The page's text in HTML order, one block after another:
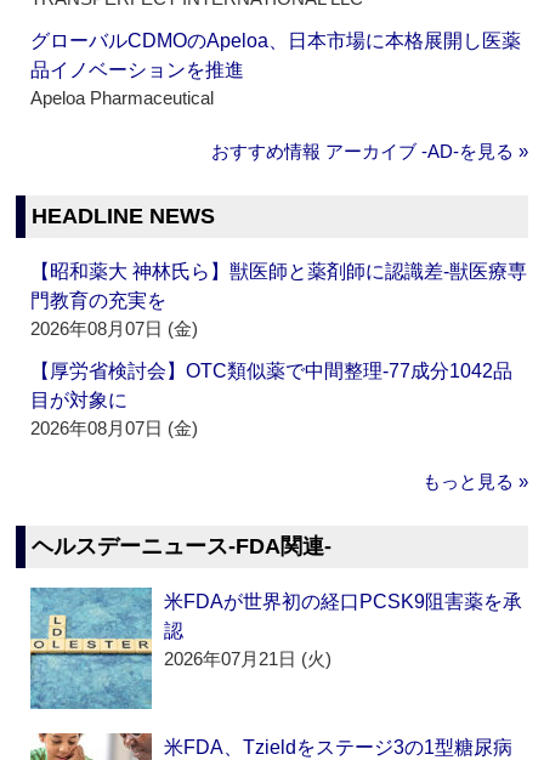
グローバルCDMOのApeloa、日本市場に本格展開し医薬
品イノベーションを推進
Apeloa Pharmaceutical
おすすめ情報 アーカイブ ‐AD‐を見る »
HEADLINE NEWS
【昭和薬大 神林氏ら】獣医師と薬剤師に認識差‐獣医療専
門教育の充実を
2026年08月07日 (金)
【厚労省検討会】OTC類似薬で中間整理‐77成分1042品
目が対象に
2026年08月07日 (金)
もっと見る »
ヘルスデーニュース‐FDA関連‐
米FDAが世界初の経口PCSK9阻害薬を承
認
2026年07月21日 (火)
米FDA、Tzieldをステージ3の1型糖尿病